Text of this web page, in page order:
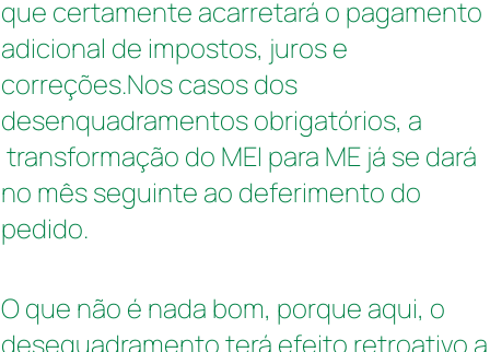
que certamente acarretará o pagamento
adicional de impostos, juros e
correções.Nos casos dos
desenquadramentos obrigatórios, a
transformação do MEI para ME já se dará
no mês seguinte ao deferimento do
pedido.
O que não é nada bom, porque aqui, o
desequadramento terá efeito retroativo a